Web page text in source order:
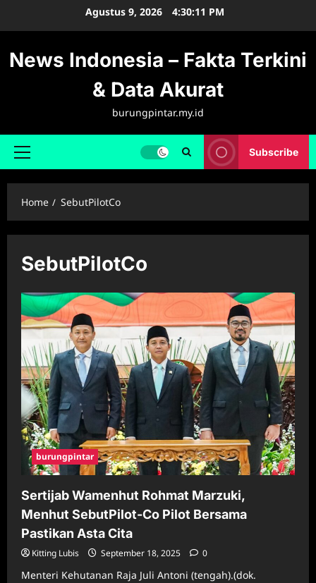
Agustus 9, 2026 4:30:11 PM
News Indonesia – Fakta Terkini
& Data Akurat
burungpintar.my.id
Primary
Subscribe
Home SebutPilotCo
SebutPilotCo
burungpintar
Sertijab Wamenhut Rohmat Marzuki,
Menhut SebutPilot-Co Pilot Bersama
Pastikan Asta Cita
Kitting Lubis September 18, 2025 0
Menteri Kehutanan Raja Juli Antoni (tengah).(dok.